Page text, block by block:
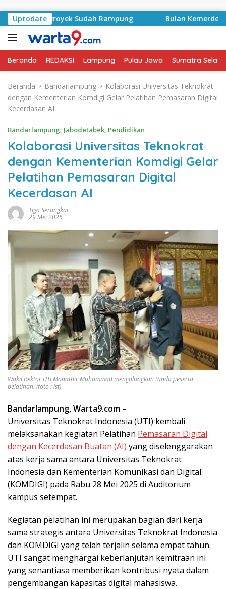
Uptodate
Proyek Sudah Rampung Bulan Kemerdekaan,
Beranda REDAKSI Lampung Pulau Jawa Sumatra
Beranda Bandarlampung
Kolaborasi Universitas Teknokrat
dengan Kementerian Komdigi Gelar Pelatihan Pemasaran Digital
Kecerdasan AI
Bandarlampung, Jabodetabek, Pendidikan
Kolaborasi Universitas Teknokrat
dengan Kementerian Komdigi Gelar
Pelatihan Pemasaran Digital
Kecerdasan AI
Tiga Serangkai
29 Mei 2025
Wakil Rektor UTI Mahathir Muhammad mengalungkan tanda peserta
pelatihan. (foto : ist)
Bandarlampung, Warta9.com –
Universitas Teknokrat Indonesia (UTI) kembali
melaksanakan kegiatan Pelatihan Pemasaran Digital
dengan Kecerdasan Buatan (AI) yang diselenggarakan
atas kerja sama antara Universitas Teknokrat
Indonesia dan Kementerian Komunikasi dan Digital
(KOMDIGI) pada Rabu 28 Mei 2025 di Auditorium
kampus setempat.
Kegiatan pelatihan ini merupakan bagian dari kerja
sama strategis antara Universitas Teknokrat Indonesia
dan KOMDIGI yang telah terjalin selama empat tahun.
UTI sangat menghargai keberlanjutan kemitraan ini
yang senantiasa memberikan kontribusi nyata dalam
pengembangan kapasitas digital mahasiswa.